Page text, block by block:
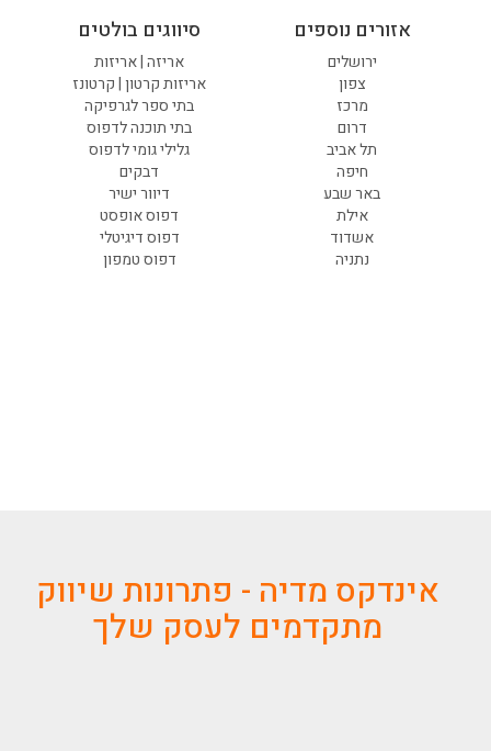
סיווגים בולטים
אריזה | אריזות
אריזות קרטון | קרטונז
בתי ספר לגרפיקה
בתי תוכנה לדפוס
גלילי גומי לדפוס
דבקים
דיוור ישיר
דפוס אופסט
דפוס דיגיטלי
דפוס טמפון
אזורים נוספים
ירושלים
צפון
מרכז
דרום
תל אביב
חיפה
באר שבע
אילת
אשדוד
נתניה
אינדקס מדיה - פתרונות שיווק
מתקדמים לעסק שלך